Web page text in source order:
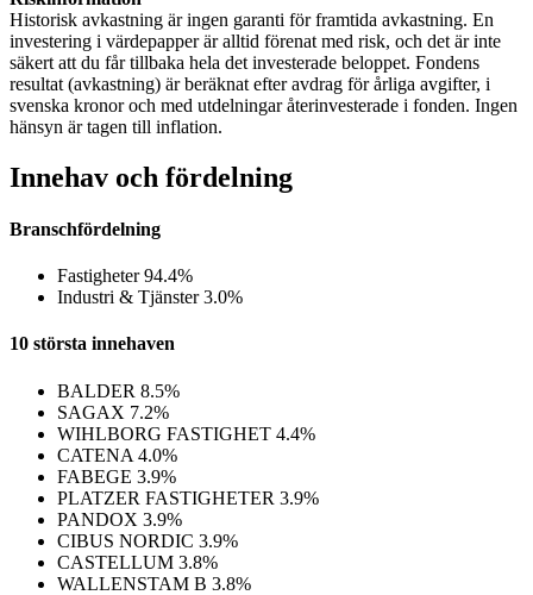
Historisk avkastning är ingen garanti för framtida avkastning. En
investering i värdepapper är alltid förenat med risk, och det är inte
säkert att du får tillbaka hela det investerade beloppet. Fondens
resultat (avkastning) är beräknat efter avdrag för årliga avgifter, i
svenska kronor och med utdelningar återinvesterade i fonden. Ingen
hänsyn är tagen till inflation.
Innehav och fördelning
Branschfördelning
Fastigheter94.4%
Industri & Tjänster3.0%
10 största innehaven
BALDER 8.5%
SAGAX 7.2%
WIHLBORG FASTIGHET 4.4%
CATENA 4.0%
FABEGE 3.9%
PLATZER FASTIGHETER 3.9%
PANDOX 3.9%
CIBUS NORDIC 3.9%
CASTELLUM 3.8%
WALLENSTAM B 3.8%